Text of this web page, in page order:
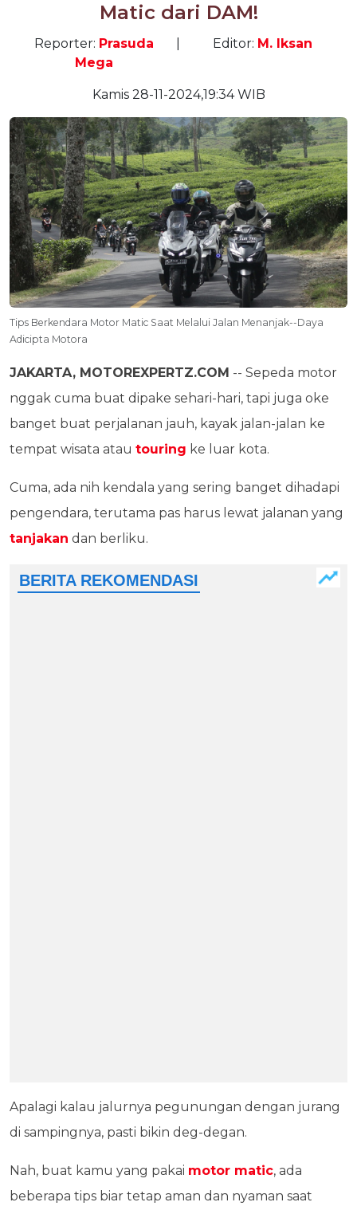
Matic dari DAM!
Reporter: Prasuda
Mega
Editor: M. Iksan
Kamis 28-11-2024,19:34 WIB
Tips Berkendara Motor Matic Saat Melalui Jalan Menanjak--Daya
Adicipta Motora
JAKARTA, MOTOREXPERTZ.COM -- Sepeda motor
nggak cuma buat dipake sehari-hari, tapi juga oke
banget buat perjalanan jauh, kayak jalan-jalan ke
tempat wisata atau touring ke luar kota.
Cuma, ada nih kendala yang sering banget dihadapi
pengendara, terutama pas harus lewat jalanan yang
tanjakan dan berliku.
Apalagi kalau jalurnya pegunungan dengan jurang
di sampingnya, pasti bikin deg-degan.
Nah, buat kamu yang pakai motor matic, ada
beberapa tips biar tetap aman dan nyaman saat